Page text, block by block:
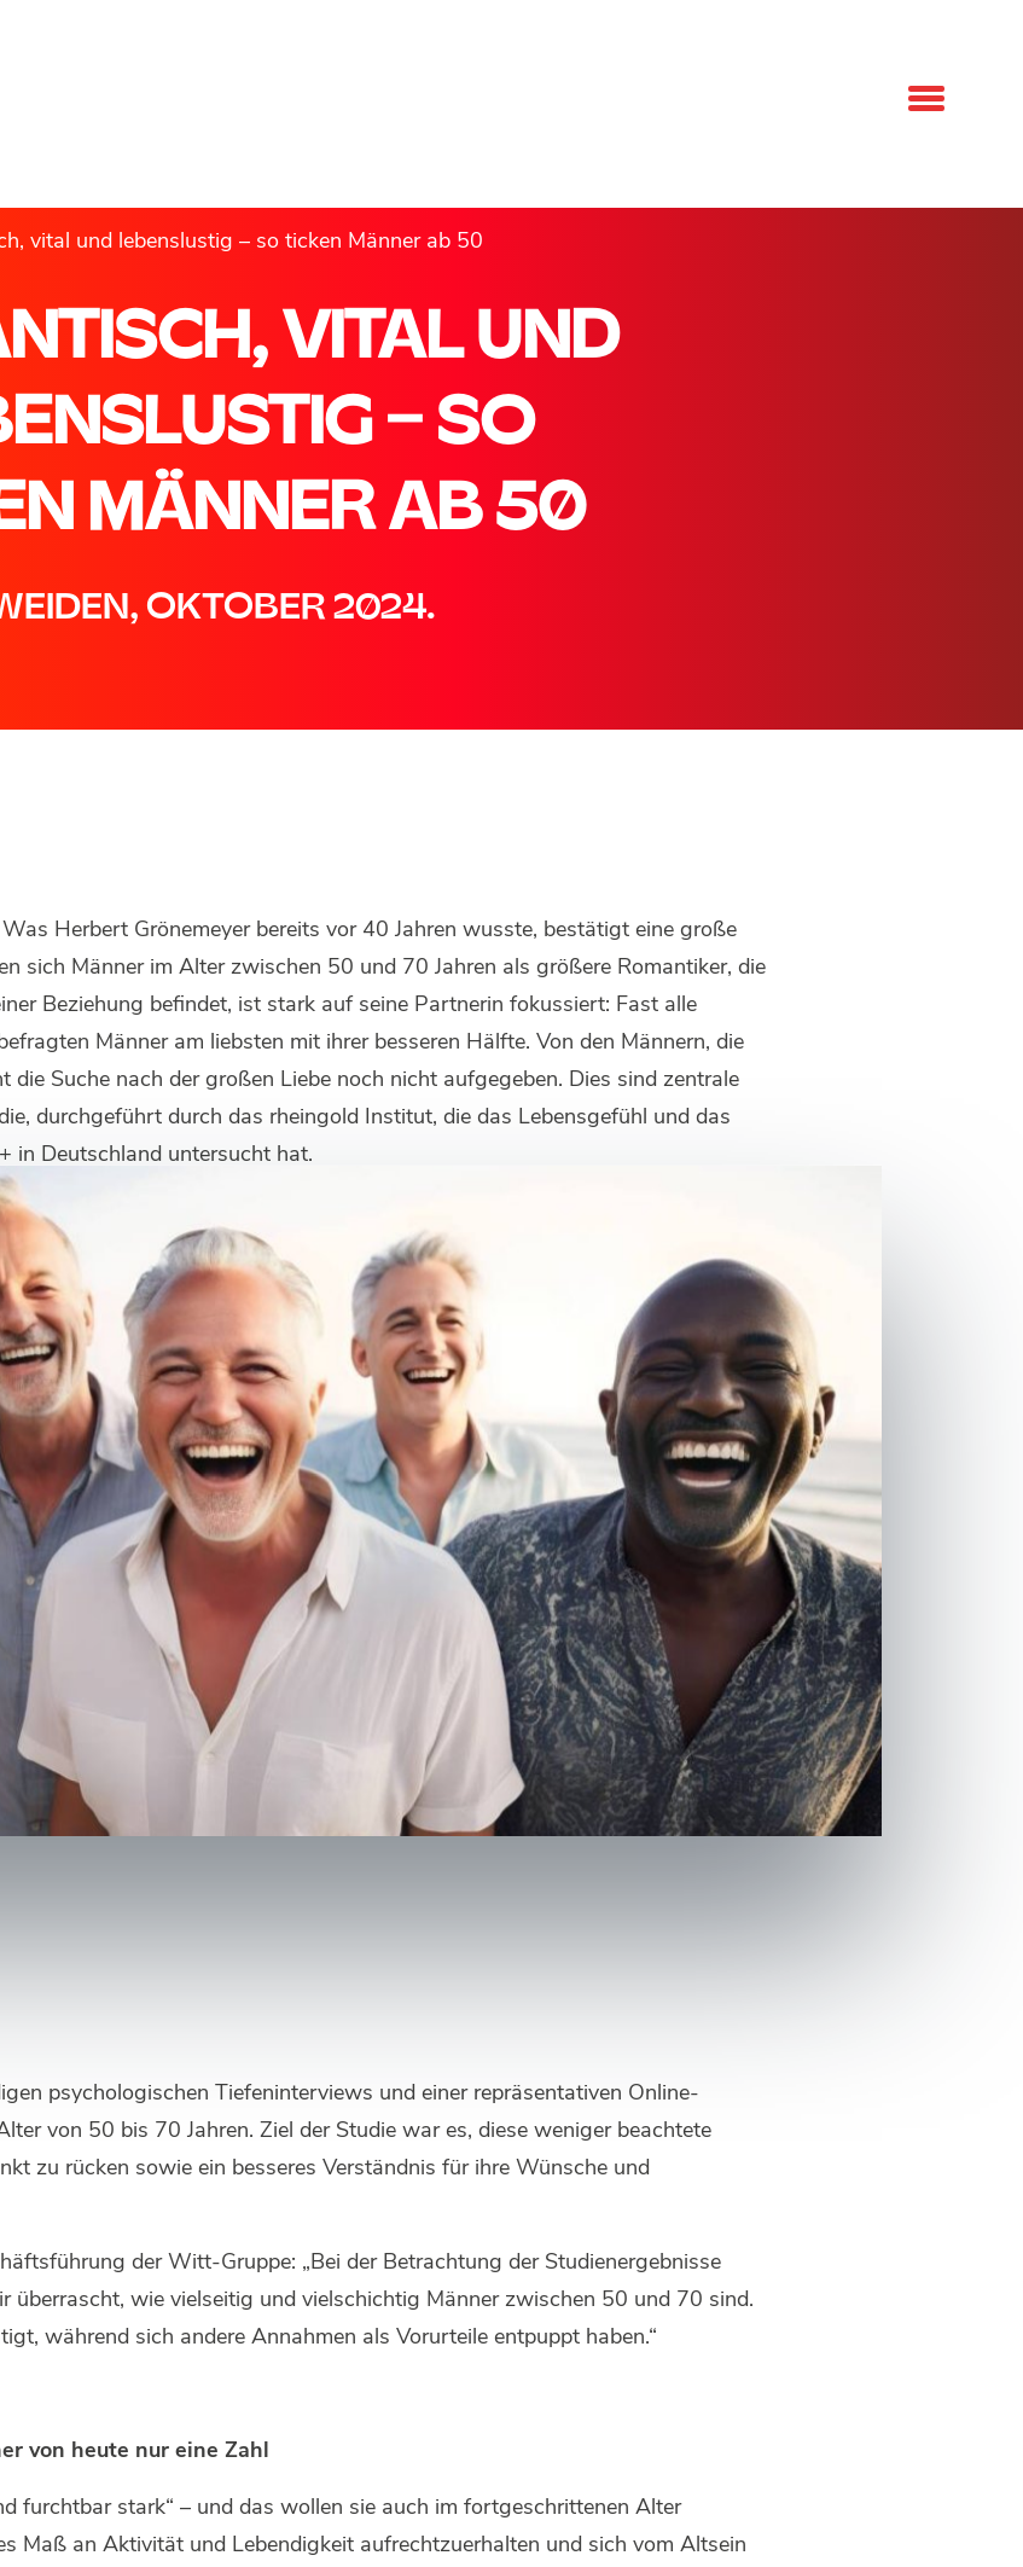
vital und lebenslustig – so ticken Männer ab 50
VITAL UND
– SO
MÄNNER AB 50
OKTOBER 2024.
Herbert Grönemeyer bereits vor 40 Jahren wusste, bestätigt eine große
sich Männer im Alter zwischen 50 und 70 Jahren als größere Romantiker, die
Beziehung befindet, ist stark auf seine Partnerin fokussiert: Fast alle
Männer am liebsten mit ihrer besseren Hälfte. Von den Männern, die
die Suche nach der großen Liebe noch nicht aufgegeben. Dies sind zentrale
durchgeführt durch das rheingold Institut, die das Lebensgefühl und das
in Deutschland untersucht hat.
psychologischen Tiefeninterviews und einer repräsentativen Online-
von 50 bis 70 Jahren. Ziel der Studie war es, diese weniger beachtete
zu rücken sowie ein besseres Verständnis für ihre Wünsche und
der Witt-Gruppe: „Bei der Betrachtung der Studienergebnisse
überrascht, wie vielseitig und vielschichtig Männer zwischen 50 und 70 sind.
während sich andere Annahmen als Vorurteile entpuppt haben.“
von heute nur eine Zahl
furchtbar stark“ – und das wollen sie auch im fortgeschrittenen Alter
Maß an Aktivität und Lebendigkeit aufrechtzuerhalten und sich vom Altsein